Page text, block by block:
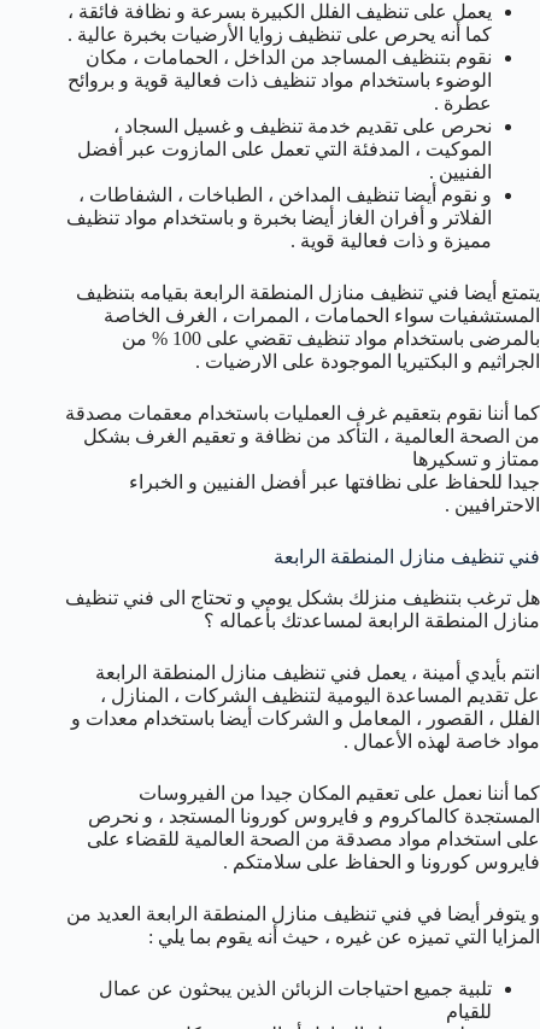
يعمل على تنظيف الفلل الكبيرة بسرعة و نظافة فائقة ،
كما أنه يحرص على تنظيف زوايا الأرضيات بخبرة عالية .
نقوم بتنظيف المساجد من الداخل ، الحمامات ، مكان
الوضوء باستخدام مواد تنظيف ذات فعالية قوية و بروائح
عطرة .
نحرص على تقديم خدمة تنظيف و غسيل السجاد ،
الموكيت ، المدفئة التي تعمل على المازوت عبر أفضل
الفنيين .
و نقوم أيضا تنظيف المداخن ، الطباخات ، الشفاطات ،
الفلاتر و أفران الغاز أيضا بخبرة و باستخدام مواد تنظيف
مميزة و ذات فعالية قوية .
يتمتع أيضا فني تنظيف منازل المنطقة الرابعة بقيامه بتنظيف
المستشفيات سواء الحمامات ، الممرات ، الغرف الخاصة
بالمرضى باستخدام مواد تنظيف تقضي على 100 % من
الجراثيم و البكتيريا الموجودة على الارضيات .
كما أننا نقوم بتعقيم غرف العمليات باستخدام معقمات مصدقة
من الصحة العالمية ، التأكد من نظافة و تعقيم الغرف بشكل
ممتاز و تسكيرها
جيدا للحفاظ على نظافتها عبر أفضل الفنيين و الخبراء
الاحترافيين .
فني تنظيف منازل المنطقة الرابعة
هل ترغب بتنظيف منزلك بشكل يومي و تحتاج الى فني تنظيف
منازل المنطقة الرابعة لمساعدتك بأعماله ؟
انتم بأيدي أمينة ، يعمل فني تنظيف منازل المنطقة الرابعة
عل تقديم المساعدة اليومية لتنظيف الشركات ، المنازل ،
الفلل ، القصور ، المعامل و الشركات أيضا باستخدام معدات و
مواد خاصة لهذه الأعمال .
كما أننا نعمل على تعقيم المكان جيدا من الفيروسات
المستجدة كالماكروم و فايروس كورونا المستجد ، و نحرص
على استخدام مواد مصدقة من الصحة العالمية للقضاء على
فايروس كورونا و الحفاظ على سلامتكم .
و يتوفر أيضا في فني تنظيف منازل المنطقة الرابعة العديد من
المزايا التي تميزه عن غيره ، حيث أنه يقوم بما يلي :
تلبية جميع احتياجات الزبائن الذين يبحثون عن عمال
للقيام